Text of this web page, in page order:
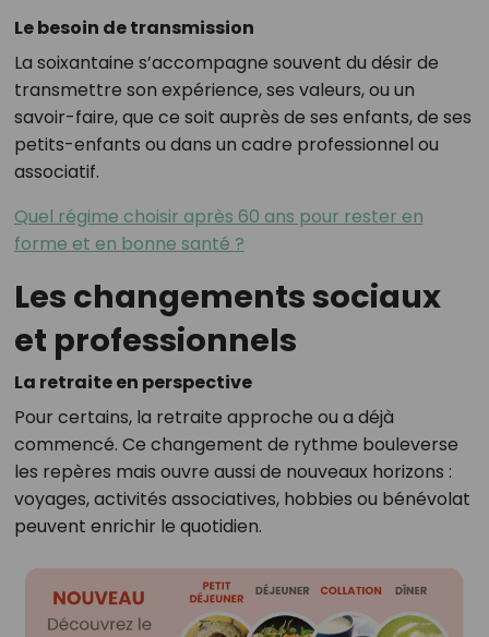
Le besoin de transmission
La soixantaine s’accompagne souvent du désir de
transmettre son expérience, ses valeurs, ou un
savoir-faire, que ce soit auprès de ses enfants, de ses
petits-enfants ou dans un cadre professionnel ou
associatif.
Quel régime choisir après 60 ans pour rester en
forme et en bonne santé ?
Les changements sociaux
et professionnels
La retraite en perspective
Pour certains, la retraite approche ou a déjà
commencé. Ce changement de rythme bouleverse
les repères mais ouvre aussi de nouveaux horizons :
voyages, activités associatives, hobbies ou bénévolat
peuvent enrichir le quotidien.